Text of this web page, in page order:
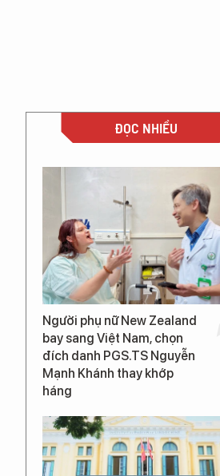
ĐỌC NHIỀU
Người phụ nữ New Zealand
bay sang Việt Nam, chọn
đích danh PGS.TS Nguyễn
Mạnh Khánh thay khớp
háng